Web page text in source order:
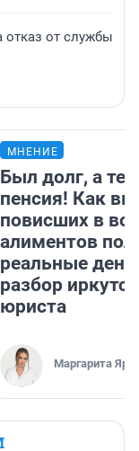
отказ от службы
МНЕНИЕ
Был долг, а
пенсия! Как
повисших в
алиментов
реальные
разбор
юриста
Маргарита